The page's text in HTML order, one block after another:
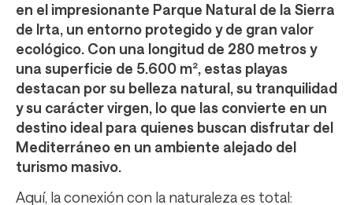
en el impresionante Parque Natural de la Sierra
de Irta, un entorno protegido y de gran valor
ecológico. Con una longitud de 280 metros y
una superficie de 5.600 m², estas playas
destacan por su belleza natural, su tranquilidad
y su carácter virgen, lo que las convierte en un
destino ideal para quienes buscan disfrutar del
Mediterráneo en un ambiente alejado del
turismo masivo.
Aquí, la conexión con la naturaleza es total: